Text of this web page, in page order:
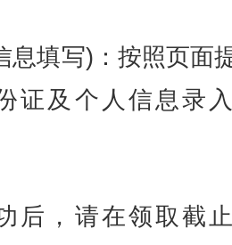
填写)：按照页面
证及个人信息录
，请在领取截